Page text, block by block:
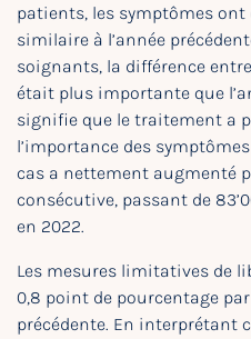
patients, les symptômes
similaire à l’année
soignants, la différence
était plus importante que
signifie que le traitement a
l’importance des symptômes
cas a nettement augmenté
consécutive, passant de
en 2022.
Les mesures limitatives de
0,8 point de pourcentage
précédente. En interprétant